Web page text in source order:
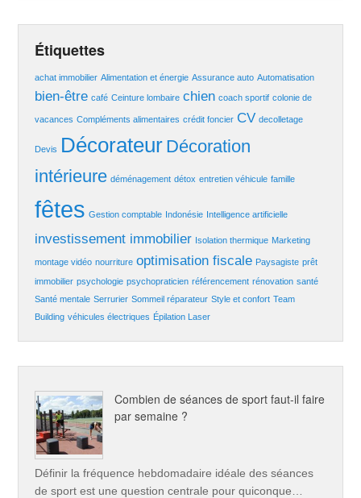
Étiquettes
achat immobilier Alimentation et énergie Assurance auto Automatisation
bien-être café Ceinture lombaire chien coach sportif colonie de
vacances Compléments alimentaires crédit foncier CV decolletage
Devis Décorateur Décoration
intérieure déménagement détox entretien véhicule famille
fêtes Gestion comptable Indonésie Intelligence artificielle
investissement immobilier Isolation thermique Marketing
montage vidéo nourriture optimisation fiscale Paysagiste prêt
immobilier psychologie psychopraticien référencement rénovation santé
Santé mentale Serrurier Sommeil réparateur Style et confort Team
Building véhicules électriques Épilation Laser
Combien de séances de sport faut-il faire
par semaine ?
Définir la fréquence hebdomadaire idéale des séances
de sport est une question centrale pour quiconque…